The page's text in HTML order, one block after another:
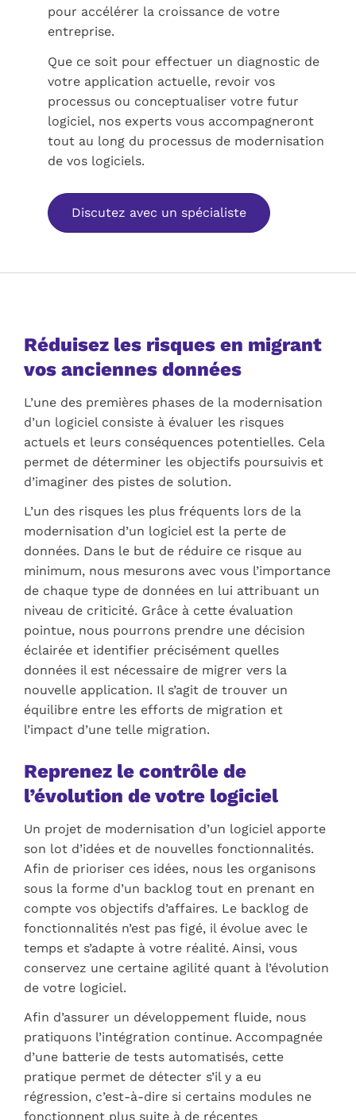
pour accélérer la croissance de votre
entreprise.
Que ce soit pour effectuer un diagnostic de
votre application actuelle, revoir vos
processus ou conceptualiser votre futur
logiciel, nos experts vous accompagneront
tout au long du processus de modernisation
de vos logiciels.
Discutez avec un spécialiste
Réduisez les risques en migrant
vos anciennes données
L’une des premières phases de la modernisation
d’un logiciel consiste à évaluer les risques
actuels et leurs conséquences potentielles. Cela
permet de déterminer les objectifs poursuivis et
d’imaginer des pistes de solution.
L’un des risques les plus fréquents lors de la
modernisation d’un logiciel est la perte de
données. Dans le but de réduire ce risque au
minimum, nous mesurons avec vous l’importance
de chaque type de données en lui attribuant un
niveau de criticité. Grâce à cette évaluation
pointue, nous pourrons prendre une décision
éclairée et identifier précisément quelles
données il est nécessaire de migrer vers la
nouvelle application. Il s’agit de trouver un
équilibre entre les efforts de migration et
l’impact d’une telle migration.
Reprenez le contrôle de
l’évolution de votre logiciel
Un projet de modernisation d’un logiciel apporte
son lot d’idées et de nouvelles fonctionnalités.
Afin de prioriser ces idées, nous les organisons
sous la forme d’un backlog tout en prenant en
compte vos objectifs d’affaires. Le backlog de
fonctionnalités n’est pas figé, il évolue avec le
temps et s’adapte à votre réalité. Ainsi, vous
conservez une certaine agilité quant à l’évolution
de votre logiciel.
Afin d’assurer un développement fluide, nous
pratiquons l’intégration continue. Accompagnée
d’une batterie de tests automatisés, cette
pratique permet de détecter s’il y a eu
régression, c’est-à-dire si certains modules ne
fonctionnent plus suite à de récentes